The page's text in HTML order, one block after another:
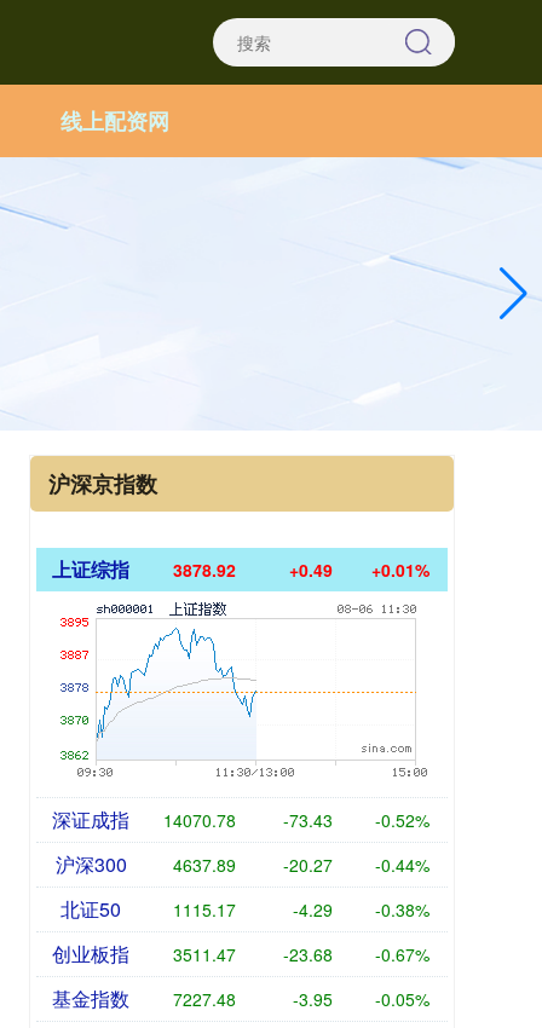
线上配资网
沪深京指数
上证综指 3878.92 +0.49 +0.01%
深证成指 14070.78 -73.43 -0.52%
沪深300 4637.89 -20.27 -0.44%
北证50 1115.17 -4.29 -0.38%
创业板指 3511.47 -23.68 -0.67%
基金指数 7227.48 -3.95 -0.05%